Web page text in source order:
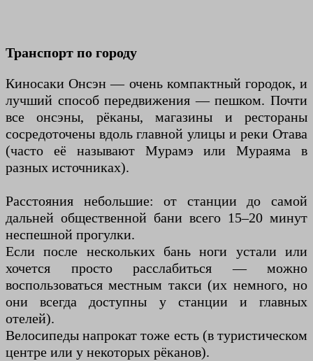
Транспорт по городу
Киносаки Онсэн — очень компактный городок, и
лучший способ передвижения — пешком. Почти
все онсэны, рёканы, магазины и рестораны
сосредоточены вдоль главной улицы и реки Отава
(часто её называют Мурамэ или Мураяма в
разных источниках).
Расстояния небольшие: от станции до самой
дальней общественной бани всего 15–20 минут
неспешной прогулки.
Если после нескольких бань ноги устали или
хочется просто расслабиться — можно
воспользоваться местным такси (их немного, но
они всегда доступны у станции и главных
отелей).
Велосипеды напрокат тоже есть (в туристическом
центре или у некоторых рёканов).